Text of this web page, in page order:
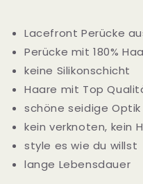
Lacefront Perücke
Perücke mit 180%
keine Silikonschicht
Haare mit Top
schöne seidige Optik
kein verknoten, kein
style es wie du willst
lange Lebensdauer